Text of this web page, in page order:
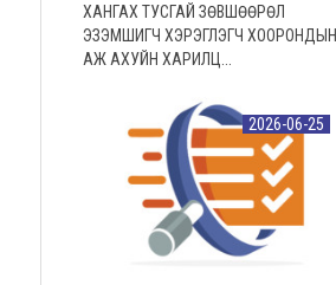
ХАНГАХ ТУСГАЙ ЗӨВШӨӨРӨЛ
ЭЗЭМШИГЧ ХЭРЭГЛЭГЧ ХООРОНДЫН
АЖ АХУЙН ХАРИЛЦ...
2026-06-25